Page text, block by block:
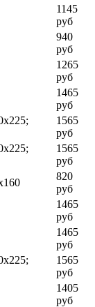
1145
руб
940
руб
1265
руб
1465
руб
1565
руб
1565
руб
820
руб
1465
руб
1465
руб
1565
руб
1405
руб